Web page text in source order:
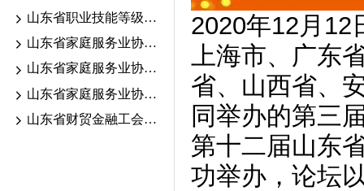
山东省职业技能等级认定育婴联考山东省家庭服务业协会考点成绩公示
山东省家庭服务业协会职业技能等级认定2026年7.10-16考期成绩公示
山东省家庭服务业协会2026.6.13-18考期证书颁发公示
山东省家庭服务业协会2026年职业技能等级认定公告
山东省财贸金融工会“送清凉”活动走进家庭服务行业一线
2020年12月12
上海市、广东
省、山西省、
同举办的第三
第十二届山东
功举办，论坛